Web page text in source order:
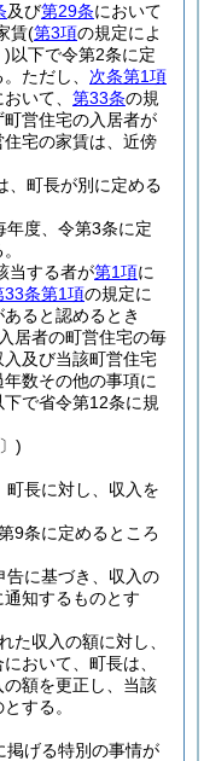
及び第29条において
賃(第3項の規定によ
)以下で令第2条に定
ただし、 次条第1項
いて、 第33条の規
営住宅の入居者が
宅の家賃は、近傍
、町長が別に定める
年度、令第3条に定
当する者が第1項に
33条第1項の規定に
ると認めるとき
居者の町営住宅の毎
及び当該町営住宅
数その他の事項に
で省令第12条に規
)
町長に対し、収入を
9条に定めるところ
告に基づき、収入の
知するものとす
た収入の額に対し、
おいて、町長は、
額を更正し、当該
する。
掲げる特別の事情が